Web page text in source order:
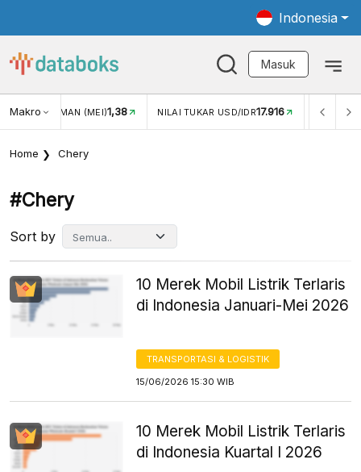
Indonesia
Masuk
Makro
(MEI)1,38 NILAI TUKAR USD/IDR17.916 INFLASI YOY (JUL) 2,88%
Home Chery
#chery
Sort by
10 Merek Mobil Listrik Terlaris
di Indonesia Januari-Mei 2026
TRANSPORTASI & LOGISTIK
15/06/2026 15:30 WIB
10 Merek Mobil Listrik Terlaris
di Indonesia Kuartal I 2026